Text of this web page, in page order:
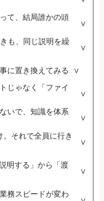
て、結局誰かの頭
も、同じ説明を繰
に置き換えてみる
じゃなく「ファイ
いで、知識を体系
それで全員に行き
明する」から「渡
務スピードが変わ